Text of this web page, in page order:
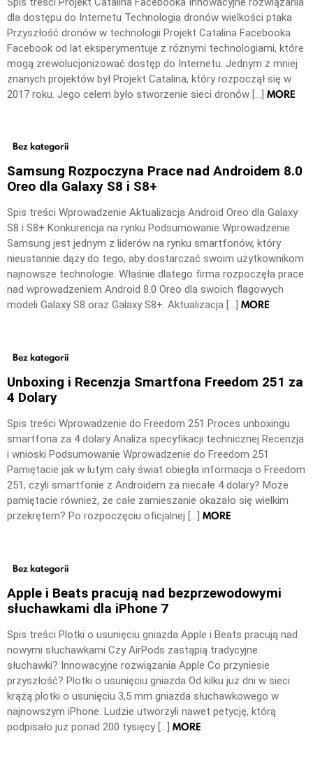
dla dostępu do Internetu Technologia dronów wielkości ptaka
Przyszłość dronów w technologii Projekt Catalina Facebooka
Facebook od lat eksperymentuje z różnymi technologiami, które
mogą zrewolucjonizować dostęp do Internetu. Jednym z mniej
znanych projektów był Projekt Catalina, który rozpoczął się w
2017 roku. Jego celem było stworzenie sieci dronów […] MORE
Bez kategorii
Samsung Rozpoczyna Prace nad Androidem 8.0
Oreo dla Galaxy S8 i S8+
Spis treści Wprowadzenie Aktualizacja Android Oreo dla Galaxy
S8 i S8+ Konkurencja na rynku Podsumowanie Wprowadzenie
Samsung jest jednym z liderów na rynku smartfonów, który
nieustannie dąży do tego, aby dostarczać swoim użytkownikom
najnowsze technologie. Właśnie dlatego firma rozpoczęła prace
nad wprowadzeniem Android 8.0 Oreo dla swoich flagowych
modeli Galaxy S8 oraz Galaxy S8+. Aktualizacja […] MORE
Bez kategorii
Unboxing i Recenzja Smartfona Freedom 251 za
4 Dolary
Spis treści Wprowadzenie do Freedom 251 Proces unboxingu
smartfona za 4 dolary Analiza specyfikacji technicznej Recenzja
i wnioski Podsumowanie Wprowadzenie do Freedom 251
Pamiętacie jak w lutym cały świat obiegła informacja o Freedom
251, czyli smartfonie z Androidem za niecałe 4 dolary? Może
pamiętacie również, że całe zamieszanie okazało się wielkim
przekrętem? Po rozpoczęciu oficjalnej […] MORE
Bez kategorii
Apple i Beats pracują nad bezprzewodowymi
słuchawkami dla iPhone 7
Spis treści Plotki o usunięciu gniazda Apple i Beats pracują nad
nowymi słuchawkami Czy AirPods zastąpią tradycyjne
słuchawki? Innowacyjne rozwiązania Apple Co przyniesie
przyszłość? Plotki o usunięciu gniazda Od kilku już dni w sieci
krążą plotki o usunięciu 3,5 mm gniazda słuchawkowego w
najnowszym iPhone. Ludzie utworzyli nawet petycję, którą
podpisało już ponad 200 tysięcy […] MORE